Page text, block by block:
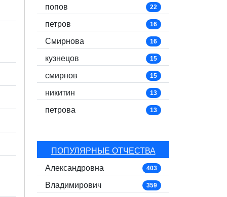
попов 22
петров 16
Смирнова 16
кузнецов 15
смирнов 15
никитин 13
петрова 13
ПОПУЛЯРНЫЕ ОТЧЕСТВА
Александровна
403
Владимирович 359